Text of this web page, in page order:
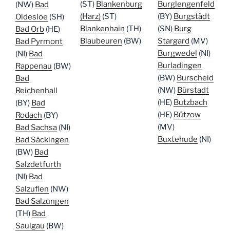
(NW) Bad
Oldesloe (SH)
Bad Orb (HE)
Bad Pyrmont
(NI) Bad
Rappenau (BW)
Bad
Reichenhall
(BY) Bad
Rodach (BY)
Bad Sachsa (NI)
Bad Säckingen
(BW) Bad
Salzdetfurth
(NI) Bad
Salzuflen (NW)
Bad Salzungen
(TH) Bad
Saulgau (BW)
(ST) Blankenburg
(Harz)(ST)
Blankenhain (TH)
Blaubeuren (BW)
Burglengenfeld
(BY) Burgstädt
(SN) Burg
Stargard (MV)
Burgwedel (NI)
Burladingen
(BW) Burscheid
(NW) Bürstadt
(HE) Butzbach
(HE) Bützow
(MV)
Buxtehude (NI)